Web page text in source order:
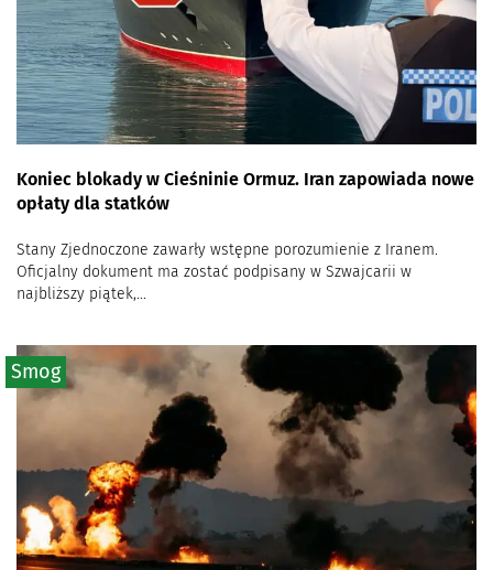
Koniec blokady w Cieśninie Ormuz. Iran zapowiada nowe
opłaty dla statków
Stany Zjednoczone zawarły wstępne porozumienie z Iranem.
Oficjalny dokument ma zostać podpisany w Szwajcarii w
najbliższy piątek,...
Smog